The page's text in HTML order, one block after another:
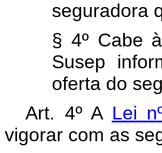
seguradora
§ 4º Cabe
Susep
oferta do
Art. 4º A Lei
vigorar com as